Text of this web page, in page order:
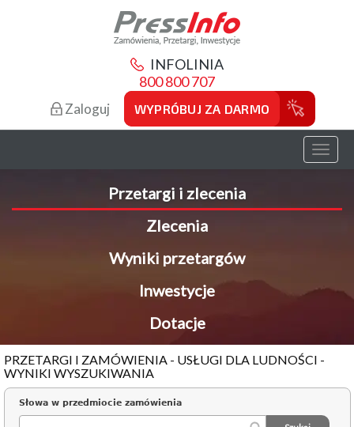
INFOLINIA
800 800 707
Zaloguj WYPRÓBUJ ZA DARMO
Toggle
Przetargi i zlecenia
Zlecenia
Wyniki przetargów
Inwestycje
Dotacje
PRZETARGI I ZAMÓWIENIA - USŁUGI DLA LUDNOŚCI -
WYNIKI WYSZUKIWANIA
Słowa w przedmiocie zamówienia